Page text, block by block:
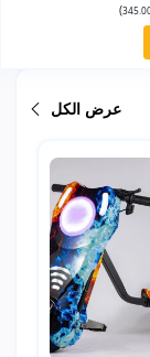
)
عرض الكل